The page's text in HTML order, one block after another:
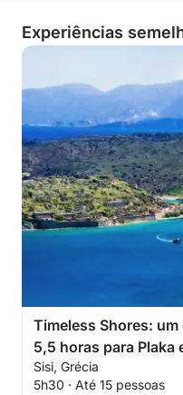
Experiências
Timeless Shores:
5,5 horas para Plaka
Sisi, Grécia
5h30 · Até 15 pessoas